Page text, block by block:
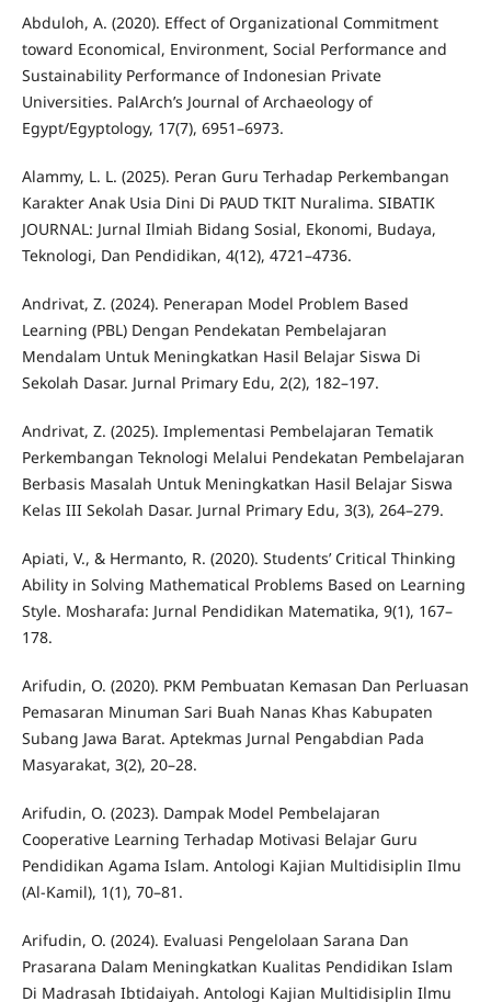
Abduloh, A. (2020). Effect of Organizational Commitment
toward Economical, Environment, Social Performance and
Sustainability Performance of Indonesian Private
Universities. PalArch’s Journal of Archaeology of
Egypt/Egyptology, 17(7), 6951–6973.
Alammy, L. L. (2025). Peran Guru Terhadap Perkembangan
Karakter Anak Usia Dini Di PAUD TKIT Nuralima. SIBATIK
JOURNAL: Jurnal Ilmiah Bidang Sosial, Ekonomi, Budaya,
Teknologi, Dan Pendidikan, 4(12), 4721–4736.
Andrivat, Z. (2024). Penerapan Model Problem Based
Learning (PBL) Dengan Pendekatan Pembelajaran
Mendalam Untuk Meningkatkan Hasil Belajar Siswa Di
Sekolah Dasar. Jurnal Primary Edu, 2(2), 182–197.
Andrivat, Z. (2025). Implementasi Pembelajaran Tematik
Perkembangan Teknologi Melalui Pendekatan Pembelajaran
Berbasis Masalah Untuk Meningkatkan Hasil Belajar Siswa
Kelas III Sekolah Dasar. Jurnal Primary Edu, 3(3), 264–279.
Apiati, V., & Hermanto, R. (2020). Students’ Critical Thinking
Ability in Solving Mathematical Problems Based on Learning
Style. Mosharafa: Jurnal Pendidikan Matematika, 9(1), 167–
178.
Arifudin, O. (2020). PKM Pembuatan Kemasan Dan Perluasan
Pemasaran Minuman Sari Buah Nanas Khas Kabupaten
Subang Jawa Barat. Aptekmas Jurnal Pengabdian Pada
Masyarakat, 3(2), 20–28.
Arifudin, O. (2023). Dampak Model Pembelajaran
Cooperative Learning Terhadap Motivasi Belajar Guru
Pendidikan Agama Islam. Antologi Kajian Multidisiplin Ilmu
(Al-Kamil), 1(1), 70–81.
Arifudin, O. (2024). Evaluasi Pengelolaan Sarana Dan
Prasarana Dalam Meningkatkan Kualitas Pendidikan Islam
Di Madrasah Ibtidaiyah. Antologi Kajian Multidisiplin Ilmu